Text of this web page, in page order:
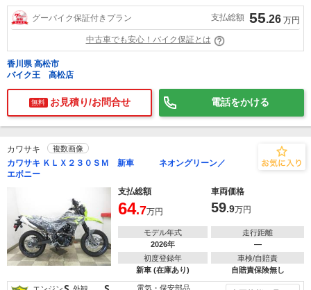
グーバイク保証付きプラン 支払総額 55.26 万円
中古車でも安心！バイク保証とは
香川県 高松市
バイク王 高松店
無料 お見積り/お問合せ 電話をかける
カワサキ 複数画像
カワサキ ＫＬＸ２３０ＳＭ 新車 ネオングリーン／
エボニー
支払総額
車両価格
64.7万円 59.9万円
モデル年式
2026年
走行距離
―
初度登録年
新車 (在庫あり)
車検/自賠責
自賠責保険無し
電気・保安部品